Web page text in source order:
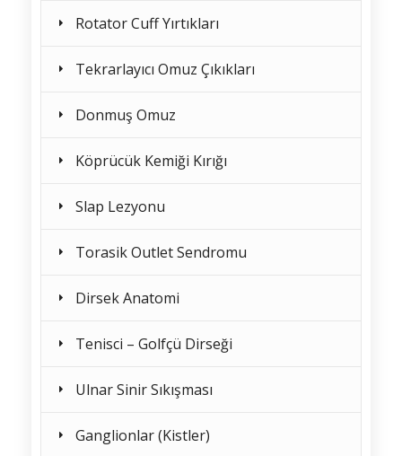
Rotator Cuff Yırtıkları
Tekrarlayıcı Omuz Çıkıkları
Donmuş Omuz
Köprücük Kemiği Kırığı
Slap Lezyonu
Torasik Outlet Sendromu
Dirsek Anatomi
Tenisci – Golfçü Dirseği
Ulnar Sinir Sıkışması
Ganglionlar (Kistler)